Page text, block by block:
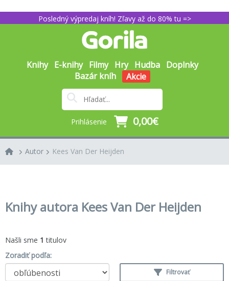
Posledný výpredaj kníh! Zľavy až do 80% tu =>
Knihy E-knihy Filmy Hry Hudba Doplnky
Bazár kníh
Akcie
Prihlásenie 0,00€
Autor Kees Van Der Heijden
Knihy autora Kees Van Der Heijden
Našli sme 1 titulov
Zoradiť podľa:
Filtrovať